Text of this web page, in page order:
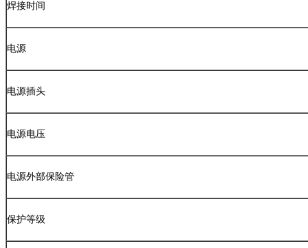
焊接时间
电源
电源插头
电源电压
电源外部保险管
保护等级